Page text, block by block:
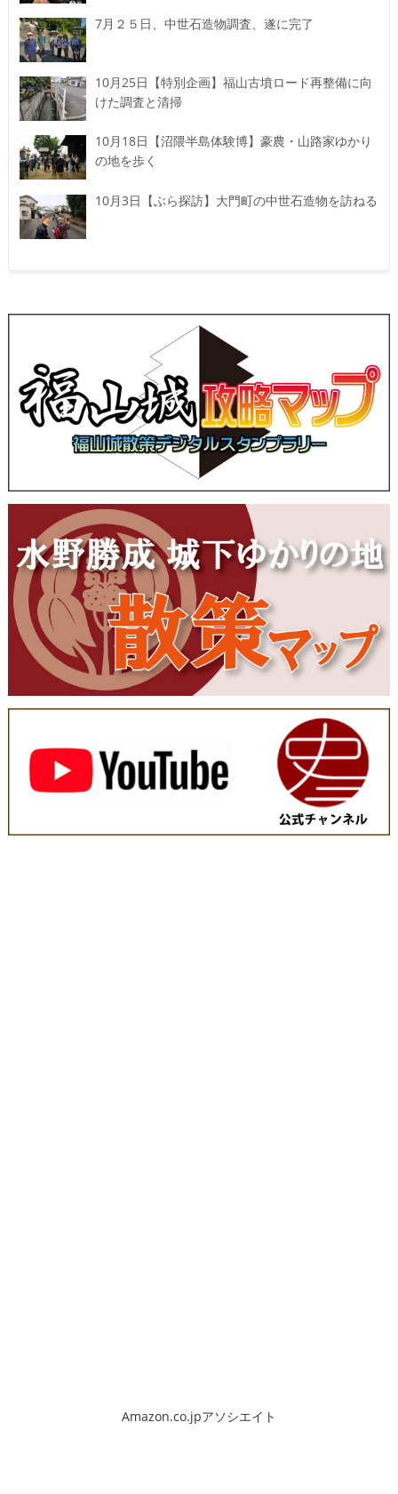
7月２５日、中世石造物調査、遂に完了
10月25日【特別企画】福山古墳ロード再整備に向
けた調査と清掃
10月18日【沼隈半島体験博】豪農・山路家ゆかり
の地を歩く
10月3日【ぶら探訪】大門町の中世石造物を訪ねる
Amazon.co.jpアソシエイト